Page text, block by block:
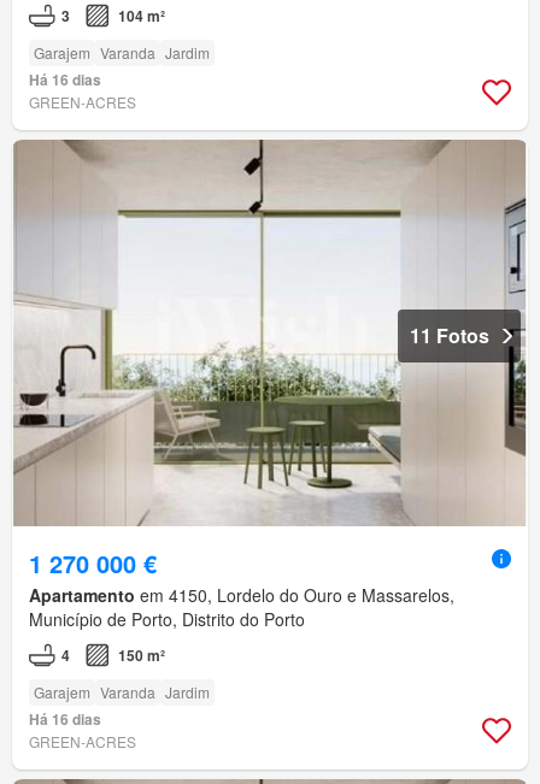
3 104 m²
Garajem Varanda Jardim
Há 16 dias
GREEN-ACRES
11 Fotos
1 270 000 €
Apartamento em 4150, Lordelo do Ouro e Massarelos,
Município de Porto, Distrito do Porto
4 150 m²
Garajem Varanda Jardim
Há 16 dias
GREEN-ACRES